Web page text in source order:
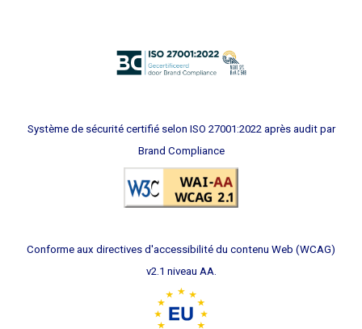
Système de sécurité certifié selon ISO 27001:2022 après audit par
Brand Compliance
Conforme aux directives d'accessibilité du contenu Web (WCAG)
v2.1 niveau AA.